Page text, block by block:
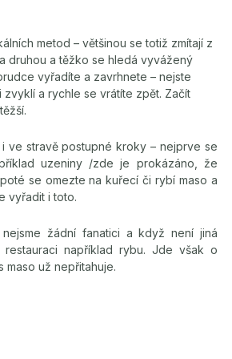
metod – většinou se totiž zmítají z
druhou a těžko se hledá vyvážený
vyřadíte a zavrhnete – nejste
zvyklí a rychle se vrátíte zpět. Začít
ve stravě postupné kroky – nejprve se
uzeniny /zde je prokázáno, že
se omezte na kuřecí či rybí maso a
vyřadit i toto.
žádní fanatici a když není jiná
například rybu. Jde však o
maso už nepřitahuje.